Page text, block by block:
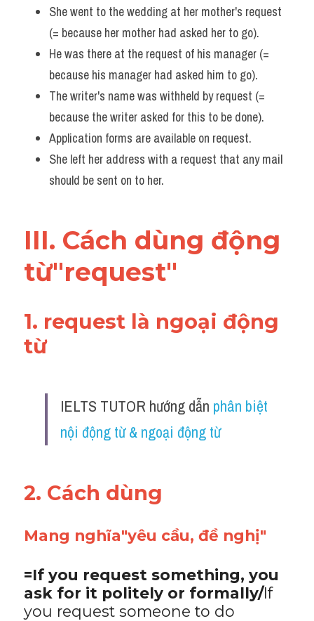
She went to the wedding at her mother's request
(= because her mother had asked her to go).
He was there at the request of his manager (=
because his manager had asked him to go).
The writer's name was withheld by request (=
because the writer asked for this to be done).
Application forms are available on request.
She left her address with a request that any mail
should be sent on to her.
III. Cách dùng động
từ"request"
1. request là ngoại động
từ
IELTS TUTOR hướng dẫn phân biệt
nội động từ & ngoại động từ
2. Cách dùng
Mang nghĩa"yêu cầu, đề nghị"
=If you request something, you
ask for it politely or formally/If
you request someone to do